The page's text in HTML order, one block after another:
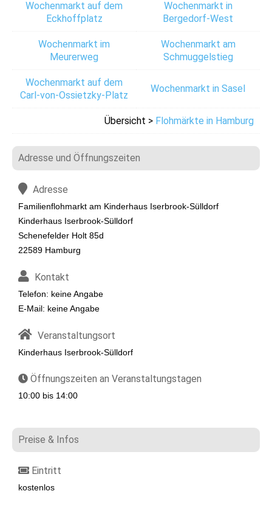
Wochenmarkt auf dem
Eckhoffplatz
Wochenmarkt in
Bergedorf-West
Wochenmarkt im
Meurerweg
Wochenmarkt am
Schmuggelstieg
Wochenmarkt auf dem
Carl-von-Ossietzky-Platz
Wochenmarkt in Sasel
Übersicht > Flohmärkte in Hamburg
Adresse und Öffnungszeiten
Adresse
Familienflohmarkt am Kinderhaus Iserbrook-Sülldorf
Kinderhaus Iserbrook-Sülldorf
Schenefelder Holt 85d
22589 Hamburg
Kontakt
Telefon: keine Angabe
E-Mail: keine Angabe
Veranstaltungsort
Kinderhaus Iserbrook-Sülldorf
Öffnungszeiten an Veranstaltungstagen
10:00 bis 14:00
Preise & Infos
Eintritt
kostenlos